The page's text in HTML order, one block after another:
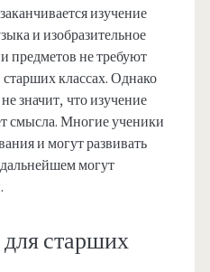
изучение
и изобразительное
предметов не требуют
классах. Однако
значит, что изучение
смысла. Многие ученики
и могут развивать
могут
старших